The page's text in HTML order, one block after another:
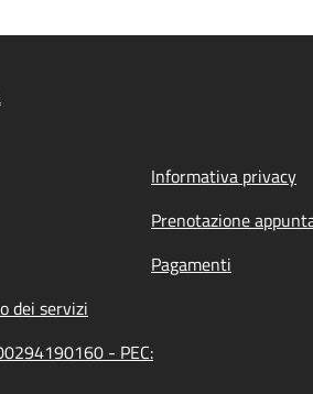
Informativa privacy
Prenotazione
Pagamenti
dei servizi
- PEC: